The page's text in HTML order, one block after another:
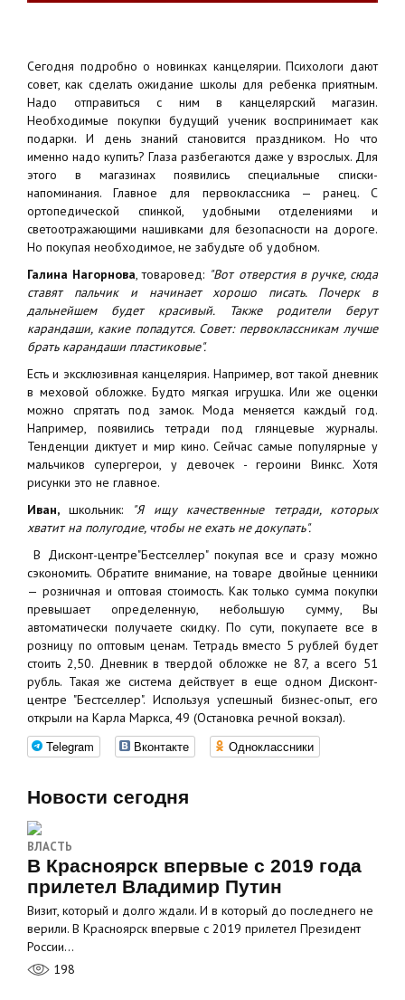
Сегодня подробно о новинках канцелярии. Психологи дают
совет, как сделать ожидание школы для ребенка приятным.
Надо отправиться с ним в канцелярский магазин.
Необходимые покупки будущий ученик воспринимает как
подарки. И день знаний становится праздником. Но что
именно надо купить? Глаза разбегаются даже у взрослых. Для
этого в магазинах появились специальные списки-
напоминания. Главное для первоклассника — ранец. С
ортопедической спинкой, удобными отделениями и
светоотражающими нашивками для безопасности на дороге.
Но покупая необходимое, не забудьте об удобном.
Галина Нагорнова, товаровед: "Вот отверстия в ручке, сюда
ставят пальчик и начинает хорошо писать. Почерк в
дальнейшем будет красивый. Также родители берут
карандаши, какие попадутся. Совет: первоклассникам лучше
брать карандаши пластиковые".
Есть и эксклюзивная канцелярия. Например, вот такой дневник
в меховой обложке. Будто мягкая игрушка. Или же оценки
можно спрятать под замок. Мода меняется каждый год.
Например, появились тетради под глянцевые журналы.
Тенденции диктует и мир кино. Сейчас самые популярные у
мальчиков супергерои, у девочек - героини Винкс. Хотя
рисунки это не главное.
Иван, школьник:
"Я ищу качественные тетради, которых
хватит на полугодие, чтобы не ехать не докупать".
В Дисконт-центре"Бестселлер" покупая все и сразу можно
сэкономить. Обратите внимание, на товаре двойные ценники
— розничная и оптовая стоимость. Как только сумма покупки
превышает определенную, небольшую сумму, Вы
автоматически получаете скидку. По сути, покупаете все в
розницу по оптовым ценам. Тетрадь вместо 5 рублей будет
стоить 2,50. Дневник в твердой обложке не 87, а всего 51
рубль. Такая же система действует в еще одном Дисконт-
центре "Бестселлер". Используя успешный бизнес-опыт, его
открыли на Карла Маркса, 49 (Остановка речной вокзал).
Telegram Вконтакте Одноклассники
Новости сегодня
ВЛАСТЬ
В Красноярск впервые с 2019 года
прилетел Владимир Путин
Визит, который и долго ждали. И в который до последнего не
верили. В Красноярск впервые с 2019 прилетел Президент
России…
198